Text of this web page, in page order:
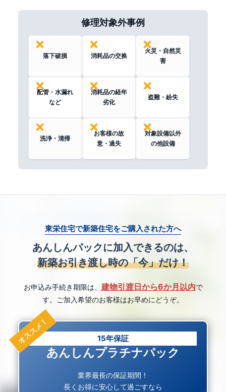
修理対象外事例
落下破損 消耗品の交换
火災・自然災
害
配管・水漏れ
など
消耗品の経年
劣化
盗難・紛失
洗浄・清掃
お客様の故
意・過失
対象設備以外
の他設備
東栄住宅で新築住宅をご購入された方へ
あんしんパックに加入できるのは、
新築お引き渡し時の「今」だけ！
お申込み手続き期限は、 建物引渡日から6か月以内で
す。ご加入希望のお客様はお早めにどうぞ。
15年保証
あんしんプラチナパック
業界最長の保証期間！
長くお得に安心して過ごすなら